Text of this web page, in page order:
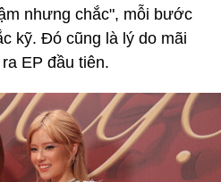
nhưng chắc", mỗi bước
kỹ. Đó cũng là lý do mãi
EP đầu tiên.